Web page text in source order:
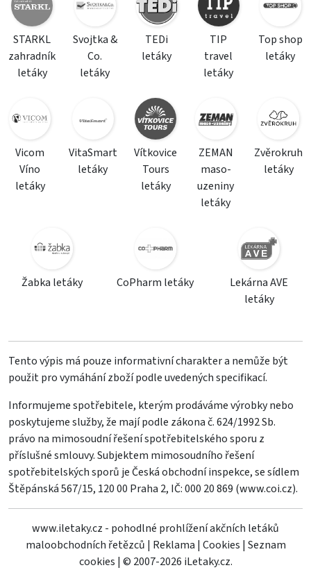
STARKL
zahradník
letáky
Svojtka &
Co.
letáky
TEDi
letáky
TIP
travel
letáky
Top shop
letáky
Vicom
Víno
letáky
VitaSmart
letáky
Vítkovice
Tours
letáky
ZEMAN
maso-
uzeniny
letáky
Zvěrokruh
letáky
Žabka letáky CoPharm letáky
Lekárna AVE
letáky
Tento výpis má pouze informativní charakter a nemůže být
použit pro vymáhání zboží podle uvedených specifikací.
Informujeme spotřebitele, kterým prodáváme výrobky nebo
poskytujeme služby, že mají podle zákona č. 624/1992 Sb.
právo na mimosoudní řešení spotřebitelského sporu z
příslušné smlouvy. Subjektem mimosoudního řešení
spotřebitelských sporů je Česká obchodní inspekce, se sídlem
Štěpánská 567/15, 120 00 Praha 2, IČ: 000 20 869 (www.coi.cz).
www.iletaky.cz - pohodlné prohlížení akčních letáků
maloobchodních řetězců | Reklama | Cookies | Seznam
cookies | © 2007-2026 iLetaky.cz.